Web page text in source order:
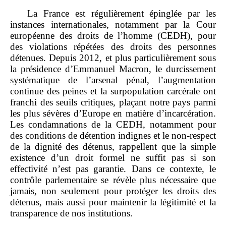
La France est régulièrement épinglée par les
instances internationales, notamment par la Cour
européenne des droits de l’homme (CEDH), pour
des violations répétées des droits des personnes
détenues. Depuis 2012, et plus particulièrement sous
la présidence d’Emmanuel Macron, le durcissement
systématique de l’arsenal pénal, l’augmentation
continue des peines et la surpopulation carcérale ont
franchi des seuils critiques, plaçant notre pays parmi
les plus sévères d’Europe en matière d’incarcération.
Les condamnations de la CEDH, notamment pour
des conditions de détention indignes et le non-respect
de la dignité des détenus, rappellent que la simple
existence d’un droit formel ne suffit pas si son
effectivité n’est pas garantie. Dans ce contexte, le
contrôle parlementaire se révèle plus nécessaire que
jamais, non seulement pour protéger les droits des
détenus, mais aussi pour maintenir la légitimité et la
transparence de nos institutions.